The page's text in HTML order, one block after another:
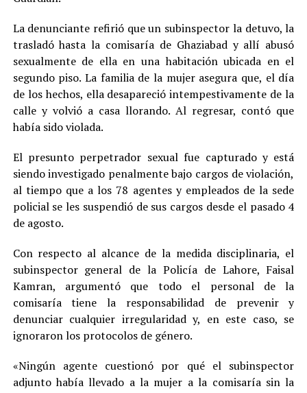
La denunciante refirió que un subinspector la detuvo, la
trasladó hasta la comisaría de Ghaziabad y allí abusó
sexualmente de ella en una habitación ubicada en el
segundo piso. La familia de la mujer asegura que, el día
de los hechos, ella desapareció intempestivamente de la
calle y volvió a casa llorando. Al regresar, contó que
había sido violada.
El presunto perpetrador sexual fue capturado y está
siendo investigado penalmente bajo cargos de violación,
al tiempo que a los 78 agentes y empleados de la sede
policial se les suspendió de sus cargos desde el pasado 4
de agosto.
Con respecto al alcance de la medida disciplinaria, el
subinspector general de la Policía de Lahore, Faisal
Kamran, argumentó que todo el personal de la
comisaría tiene la responsabilidad de prevenir y
denunciar cualquier irregularidad y, en este caso, se
ignoraron los protocolos de género.
«Ningún agente cuestionó por qué el subinspector
adjunto había llevado a la mujer a la comisaría sin la